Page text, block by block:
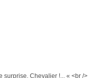
surprise, Chevalier !... « <br /